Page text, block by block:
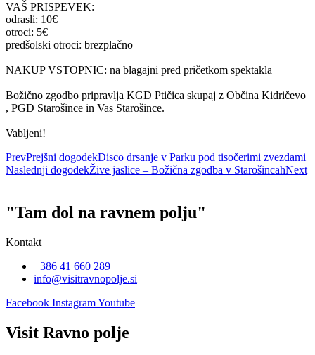
VAŠ PRISPEVEK:
odrasli: 10€
otroci: 5€
predšolski otroci: brezplačno
NAKUP VSTOPNIC: na blagajni pred pričetkom spektakla
Božično zgodbo pripravlja KGD Ptičica skupaj z Občina Kidričevo
, PGD Starošince in Vas Starošince.
Vabljeni!
PrevPrejšni dogodekDisco drsanje v Parku pod tisočerimi zvezdami
Naslednji dogodekŽive jaslice – Božična zgodba v StarošincahNext
"Tam dol na ravnem polju"
Kontakt
+386 41 660 289
info@visitravnopolje.si
Facebook InstagramYoutube
Visit Ravno polje